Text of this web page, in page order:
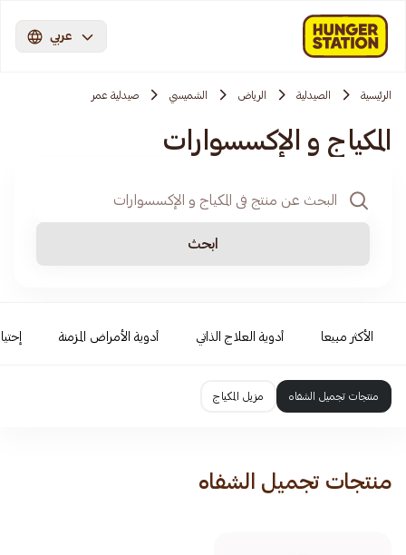
عربي
الرئيسية الصيدلية الرياض الشميسي صيدلية عمر
المكياج و الإكسسوارات
ابحث
الأكثر مبيعا أدوية العلاج الذاتي أدوية الأمراض المزمنة
منتجات تجميل الشفاه مزيل المكياج
منتجات تجميل الشفاه